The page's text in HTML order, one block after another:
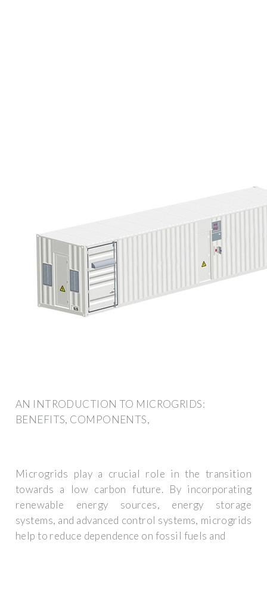
AN INTRODUCTION TO MICROGRIDS:
BENEFITS, COMPONENTS,
Microgrids play a crucial role in the transition
towards a low carbon future. By incorporating
renewable energy sources, energy storage
systems, and advanced control systems, microgrids
help to reduce dependence on fossil fuels and